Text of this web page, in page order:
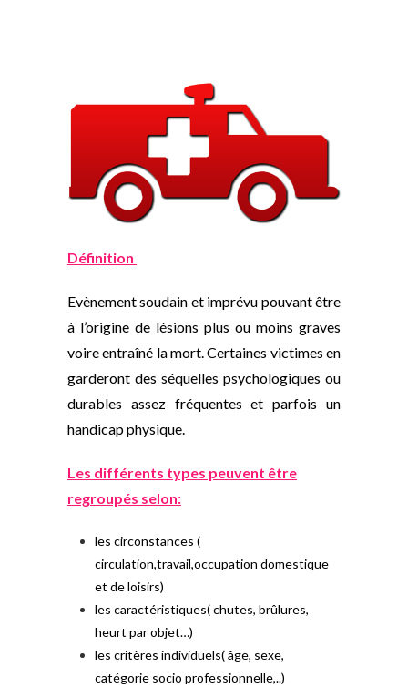
Définition
Evènement soudain et imprévu pouvant être
à l’origine de lésions plus ou moins graves
voire entraîné la mort. Certaines victimes en
garderont des séquelles psychologiques ou
durables assez fréquentes et parfois un
handicap physique.
Les différents types peuvent être
regroupés selon:
les circonstances (
circulation,travail,occupation domestique
et de loisirs)
les caractéristiques( chutes, brûlures,
heurt par objet…)
les critères individuels( âge, sexe,
catégorie socio professionnelle,..)